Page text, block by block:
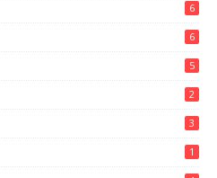
6
6
5
2
3
1